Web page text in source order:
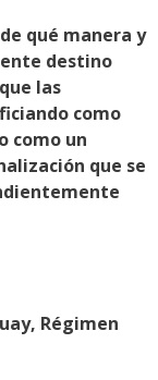
qué manera y
destino
las
como
como un
que se
Régimen